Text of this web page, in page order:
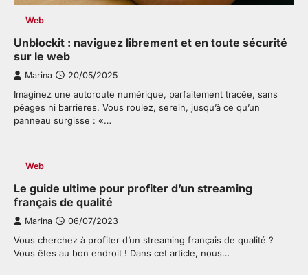
Web
Unblockit : naviguez librement et en toute sécurité
sur le web
Marina 20/05/2025
Imaginez une autoroute numérique, parfaitement tracée, sans
péages ni barrières. Vous roulez, serein, jusqu’à ce qu’un
panneau surgisse : «…
Web
Le guide ultime pour profiter d’un streaming
français de qualité
Marina 06/07/2023
Vous cherchez à profiter d’un streaming français de qualité ?
Vous êtes au bon endroit ! Dans cet article, nous…